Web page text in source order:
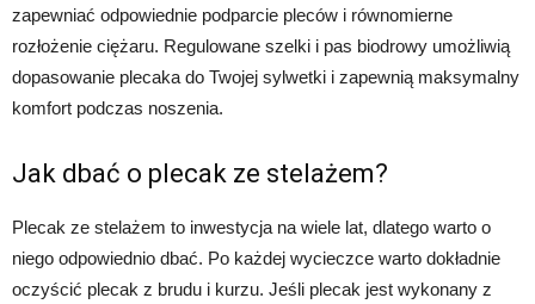
zapewniać odpowiednie podparcie pleców i równomierne
rozłożenie ciężaru. Regulowane szelki i pas biodrowy umożliwią
dopasowanie plecaka do Twojej sylwetki i zapewnią maksymalny
komfort podczas noszenia.
Jak dbać o plecak ze stelażem?
Plecak ze stelażem to inwestycja na wiele lat, dlatego warto o
niego odpowiednio dbać. Po każdej wycieczce warto dokładnie
oczyścić plecak z brudu i kurzu. Jeśli plecak jest wykonany z